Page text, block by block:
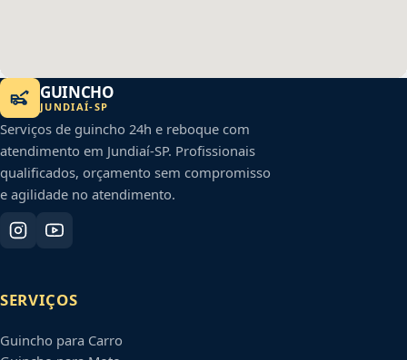
GUINCHO
JUNDIAÍ-SP
Serviços de guincho 24h e reboque com
atendimento em Jundiaí-SP. Profissionais
qualificados, orçamento sem compromisso
e agilidade no atendimento.
SERVIÇOS
Guincho para Carro